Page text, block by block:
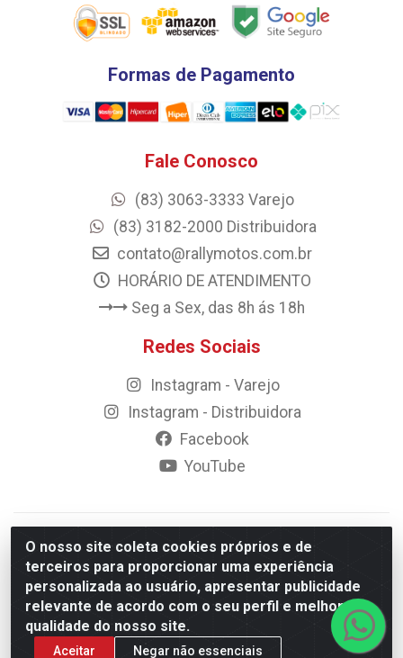
O nosso site coleta cookies próprios e de
terceiros para proporcionar uma experiência
personalizada ao usuário, apresentar publicidade
relevante de acordo com o seu perfil e melhorar a
qualidade do nosso site.
Aceitar Negar não essenciais
Formas de Pagamento
Fale Conosco
(83) 3063-3333 Varejo
(83) 3182-2000 Distribuidora
contato@rallymotos.com.br
HORÁRIO DE ATENDIMENTO
Seg a Sex, das 8h ás 18h
Redes Sociais
Instagram - Varejo
Instagram - Distribuidora
Facebook
YouTube
© 2023 Rally Motos - todos os direitos reservados.
Razão Social: Rally motos distribuidora, importadora e
transportadora de peças LTDA - CNPJ 09.262.859/0001-43 -
Rua Vigário Calixto 2900 - Catolé, Campina Grande/PB